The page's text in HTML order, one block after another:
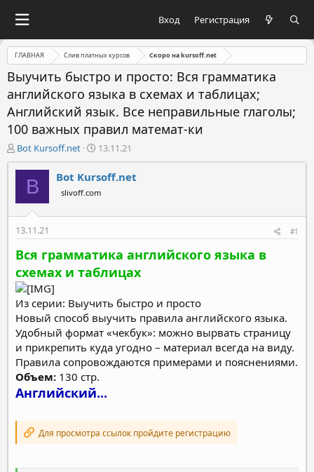
Вход Регистрация
ГЛАВНАЯ Слив платных курсов Скоро на kursoff.net
Выучить быстро и просто: Вся грамматика
английского языка в схемах и таблицах;
Английский язык. Все неправильные глаголы;
100 важных правил математ-ки
А
в
т
м
ы
Bot Kursoff.net
Д
а
т
а
н
а
а
13.11.21
B Bot Kursoff.net
slivoff.com
13.11.21 #1
Вся грамматика английского языка в
схемах и таблицах
Из серии: Выучить быстро и просто
Новый способ выучить правила английского языка.
Удобный формат «чекбук»: можно вырвать страницу
и прикрепить куда угодно – материал всегда на виду.
Правила сопровождаются примерами и пояснениями.
Объем: 130 стр.
Английский...
Для просмотра ссылок пройдите регистрацию